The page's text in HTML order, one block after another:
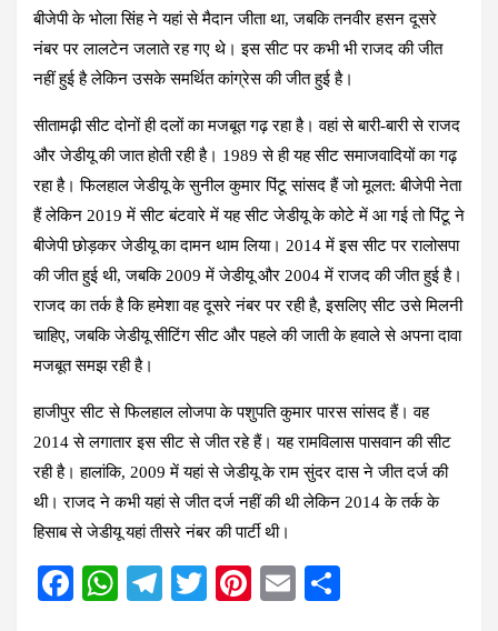
बीजेपी के भोला सिंह ने यहां से मैदान जीता था, जबकि तनवीर हसन दूसरे
नंबर पर लालटेन जलाते रह गए थे। इस सीट पर कभी भी राजद की जीत
नहीं हुई है लेकिन उसके समर्थित कांग्रेस की जीत हुई है।
सीतामढ़ी सीटदोनों ही दलों का मजबूत गढ़ रहा है। वहां से बारी-बारी से राजद
और जेडीयू की जात होती रही है। 1989 से ही यह सीट समाजवादियों का गढ़
रहा है। फिलहाल जेडीयू के सुनील कुमार पिंटू सांसद हैं जो मूलत: बीजेपी नेता
हैं लेकिन 2019 में सीट बंटवारे में यह सीट जेडीयू के कोटे में आ गई तो पिंटू ने
बीजेपी छोड़कर जेडीयू का दामन थाम लिया। 2014 में इस सीट पर रालोसपा
की जीत हुई थी, जबकि 2009 में जेडीयू और 2004 में राजद की जीत हुई है।
राजद का तर्क है कि हमेशा वह दूसरे नंबर पर रही है, इसलिए सीट उसे मिलनी
चाहिए, जबकि जेडीयू सीटिंग सीट और पहले की जाती के हवाले से अपना दावा
मजबूत समझ रही है।
हाजीपुर सीटसे फिलहाल लोजपा के पशुपति कुमार पारस सांसद हैं। वह
2014 से लगातार इस सीट से जीत रहे हैं। यह रामविलास पासवान की सीट
रही है। हालांकि, 2009 में यहां से जेडीयू के राम सुंदर दास ने जीत दर्ज की
थी। राजद ने कभी यहां से जीत दर्ज नहीं की थी लेकिन 2014 के तर्क के
हिसाब से जेडीयू यहां तीसरे नंबर की पार्टी थी।
F
W T
T
Pi E